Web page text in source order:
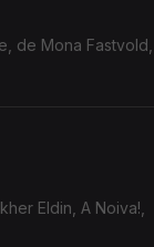
de Mona Fastvold,
Eldin, A Noiva!,